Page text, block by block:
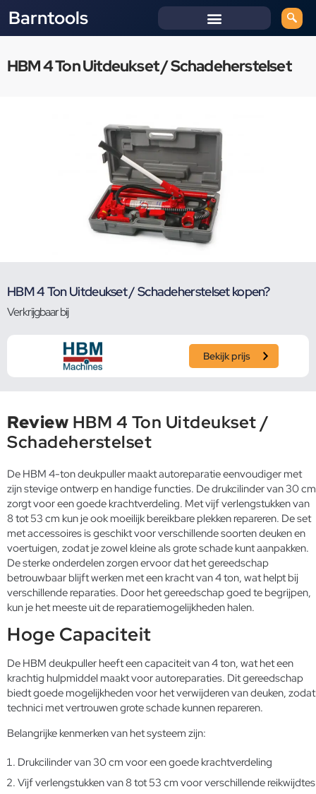
Barntools
HBM 4 Ton Uitdeukset / Schadeherstelset
HBM 4 Ton Uitdeukset / Schadeherstelset kopen?
Verkrijgbaar bij
Bekijk prijs
Review HBM 4 Ton Uitdeukset /
Schadeherstelset
De HBM 4-ton deukpuller maakt autoreparatie eenvoudiger met
zijn stevige ontwerp en handige functies. De drukcilinder van 30 cm
zorgt voor een goede krachtverdeling. Met vijf verlengstukken van
8 tot 53 cm kun je ook moeilijk bereikbare plekken repareren. De set
met accessoires is geschikt voor verschillende soorten deuken en
voertuigen, zodat je zowel kleine als grote schade kunt aanpakken.
De sterke onderdelen zorgen ervoor dat het gereedschap
betrouwbaar blijft werken met een kracht van 4 ton, wat helpt bij
verschillende reparaties. Door het gereedschap goed te begrijpen,
kun je het meeste uit de reparatiemogelijkheden halen.
Hoge Capaciteit
De HBM deukpuller heeft een capaciteit van 4 ton, wat het een
krachtig hulpmiddel maakt voor autoreparaties. Dit gereedschap
biedt goede mogelijkheden voor het verwijderen van deuken, zodat
technici met vertrouwen grote schade kunnen repareren.
Belangrijke kenmerken van het systeem zijn:
Drukcilinder van 30 cm voor een goede krachtverdeling
Vijf verlengstukken van 8 tot 53 cm voor verschillende reikwijdtes